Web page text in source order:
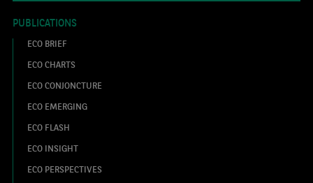
PUBLICATIONS
ECO BRIEF
ECO CHARTS
ECO CONJONCTURE
ECO EMERGING
ECO FLASH
ECO INSIGHT
ECO PERSPECTIVES